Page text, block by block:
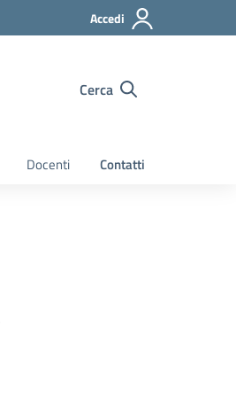
Accedi
Cerca
Docenti Contatti